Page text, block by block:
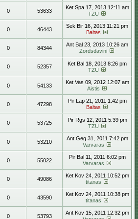
0 53633
Ket Spa 17, 2013 12:11 am
TZU
0 46443
Sek Bir 16, 2013 11:21 pm
Baltas
0 84344
Ant Bal 23, 2013 10:26 am
Zordsdavini
0 52357
Ket Bal 18, 2013 8:26 pm
TZU
0 54133
Ket Vas 09, 2012 12:07 am
Aistis
0 47298
Pir Lap 21, 2011 1:42 pm
Baltas
0 53725
Pir Rgs 12, 2011 5:39 pm
TZU
0 53210
Ant Geg 31, 2011 7:42 pm
Varvaras
0 55022
Pir Bal 11, 2011 6:02 pm
Varvaras
0 49086
Ket Kov 24, 2011 10:52 pm
titanas
0 43590
Ket Kov 24, 2011 10:38 pm
titanas
0 53793
Ant Kov 15, 2011 12:32 pm